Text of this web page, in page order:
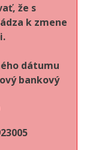
že s
k zmene
dátumu
bankový